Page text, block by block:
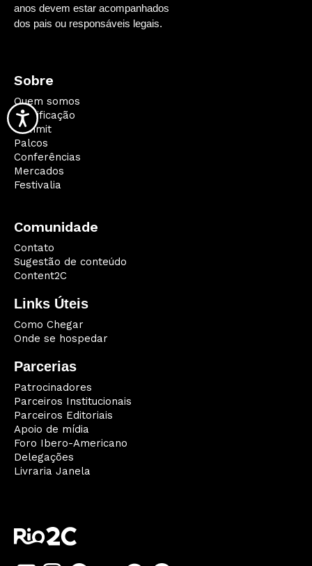
anos devem estar acompanhados
dos pais ou responsáveis legais.
Sobre
Quem somos
Qualificação
Summit
Palcos
Conferências
Mercados
Festivalia
Comunidade
Contato
Sugestão de conteúdo
Content2C
Links Úteis
Como Chegar
Onde se hospedar
Parcerias
Patrocinadores
Parceiros Institucionais
Parceiros Editoriais
Apoio de mídia
Foro Ibero-Americano
Delegações
Livraria Janela